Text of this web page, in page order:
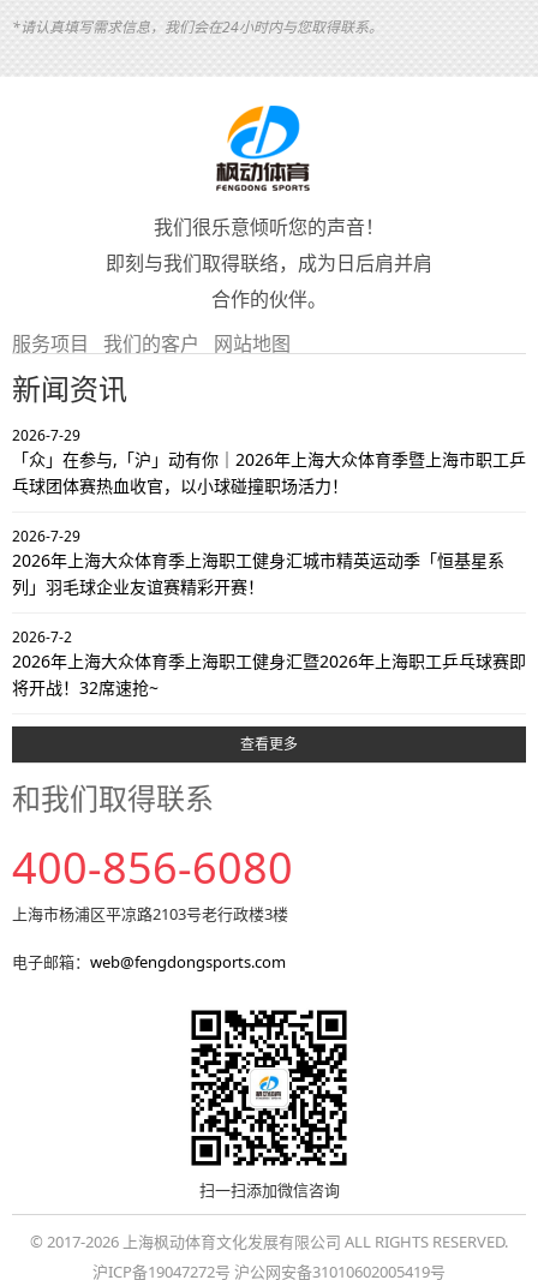
*请认真填写需求信息，我们会在24小时内与您取得联系。
我们很乐意倾听您的声音！
即刻与我们取得联络，成为日后肩并肩
合作的伙伴。
服务项目
我们的客户 网站地图
新闻资讯
2026-7-29
「众」在参与,「沪」动有你｜2026年上海大众体育季暨上海市职工乒
乓球团体赛热血收官，以小球碰撞职场活力！
2026-7-29
2026年上海大众体育季上海职工健身汇城市精英运动季「恒基星系
列」羽毛球企业友谊赛精彩开赛！
2026-7-2
2026年上海大众体育季上海职工健身汇暨2026年上海职工乒乓球赛即
将开战！32席速抢~
查看更多
和我们取得联系
400-856-6080
上海市杨浦区平凉路2103号老行政楼3楼
电子邮箱： web@fengdongsports.com
扫一扫添加微信咨询
© 2017-2026 上海枫动体育文化发展有限公司 ALL RIGHTS RESERVED.
沪ICP备19047272号 沪公网安备31010602005419号